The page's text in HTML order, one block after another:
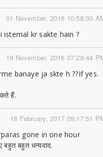
01 November, 2016 10:58:30
istemal kr sakte hain ?
19 November, 2016 07:29:44
banaye ja skte h ??If yes.
हैं.
18 February, 2017 09:17:51
gone in one hour
बहुत धन्यवाद.